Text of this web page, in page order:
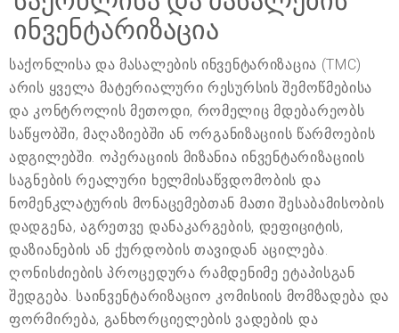
ინვენტარიზაცია
საქონლისა და მასალების ინვენტარიზაცია (TMC)
არის ყველა მატერიალური რესურსის შემოწმებისა
და კონტროლის მეთოდი, რომელიც მდებარეობს
საწყობში, მაღაზიებში ან ორგანიზაციის წარმოების
ადგილებში. ოპერაციის მიზანია ინვენტარიზაციის
საგნების რეალური ხელმისაწვდომობის და
ნომენკლატურის მონაცემებთან მათი შესაბამისობის
დადგენა, აგრეთვე დანაკარგების, დეფიციტის,
დაზიანების ან ქურდობის თავიდან აცილება.
ღონისძიების პროცედურა რამდენიმე ეტაპისგან
შედგება. საინვენტარიზაციო კომისიის მომზადება და
ფორმირება, განხორციელების ვადების და